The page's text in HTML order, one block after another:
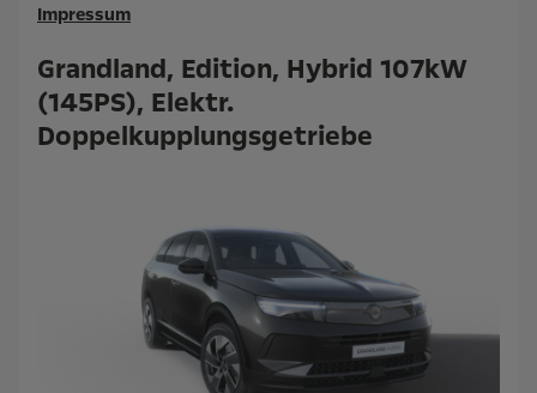
Grandland, Edition, Hybrid 107kW
(145PS), Elektr.
Doppelkupplungsgetriebe
Impressum